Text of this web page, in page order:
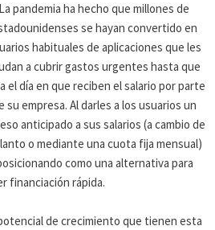
La pandemia ha hecho que millones de
se hayan convertido en
habituales de aplicaciones que les
a cubrir gastos urgentes hasta que
el día en que reciben el salario por parte
su empresa. Al darles a los usuarios un
anticipado a sus salarios (a cambio de
o mediante una cuota fija mensual)
como una alternativa para
financiación rápida.
de crecimiento que tienen esta